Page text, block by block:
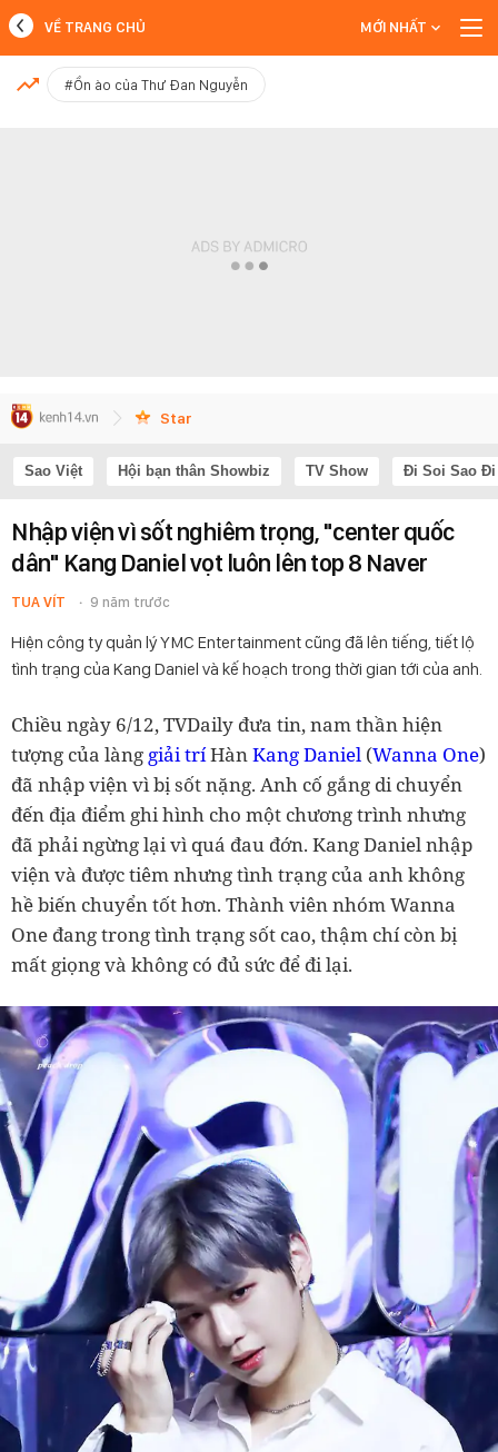
MỚI NHẤT
VỀ TRANG CHỦ MỚI NHẤT
#Ồn ào của Thư Đan Nguyễn
Star
Sao Việt Hội bạn thân Showbiz TV Show Đi Soi Sao Đi
Nhập viện vì sốt nghiêm trọng, "center quốc
dân" Kang Daniel vọt luôn lên top 8 Naver
TUA VÍT 9 năm trước
Hiện công ty quản lý YMC Entertainment cũng đã lên tiếng, tiết lộ
tình trạng của Kang Daniel và kế hoạch trong thời gian tới của anh.
Chiều ngày 6/12, TVDaily đưa tin, nam thần hiện
tượng của làng giải tríHànKang Daniel (Wanna One)
đã nhập viện vì bị sốt nặng. Anh cố gắng di chuyển
đến địa điểm ghi hình cho một chương trình nhưng
đã phải ngừng lại vì quá đau đớn. Kang Daniel nhập
viện và được tiêm nhưng tình trạng của anh không
hề biến chuyển tốt hơn. Thành viên nhóm Wanna
One đang trong tình trạng sốt cao, thậm chí còn bị
mất giọng và không có đủ sức để đi lại.